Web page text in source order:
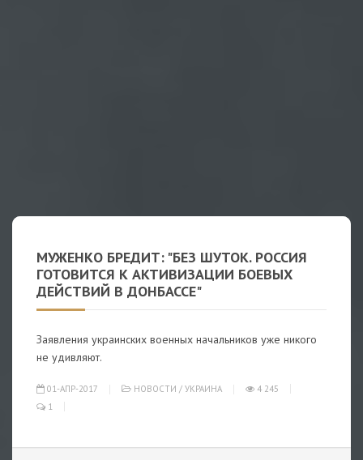
МУЖЕНКО БРЕДИТ: "БЕЗ ШУТОК. РОССИЯ
ГОТОВИТСЯ К АКТИВИЗАЦИИ БОЕВЫХ
ДЕЙСТВИЙ В ДОНБАССЕ"
Заявления украинских военных начальников уже никого
не удивляют.
01-АПР-2017 НОВОСТИ / УКРАИНА
4 245
1